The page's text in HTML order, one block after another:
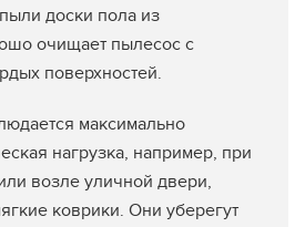
доски пола из
очищает пылесос с
поверхностей.
максимально
нагрузка, например, при
возле уличной двери,
коврики. Они уберегут